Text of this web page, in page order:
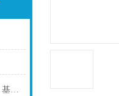
电流经电阻 Rs流入三极管VT 基极的原理